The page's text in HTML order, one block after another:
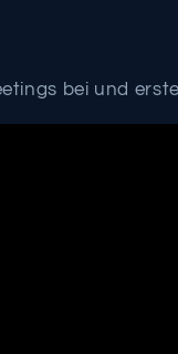
bei und